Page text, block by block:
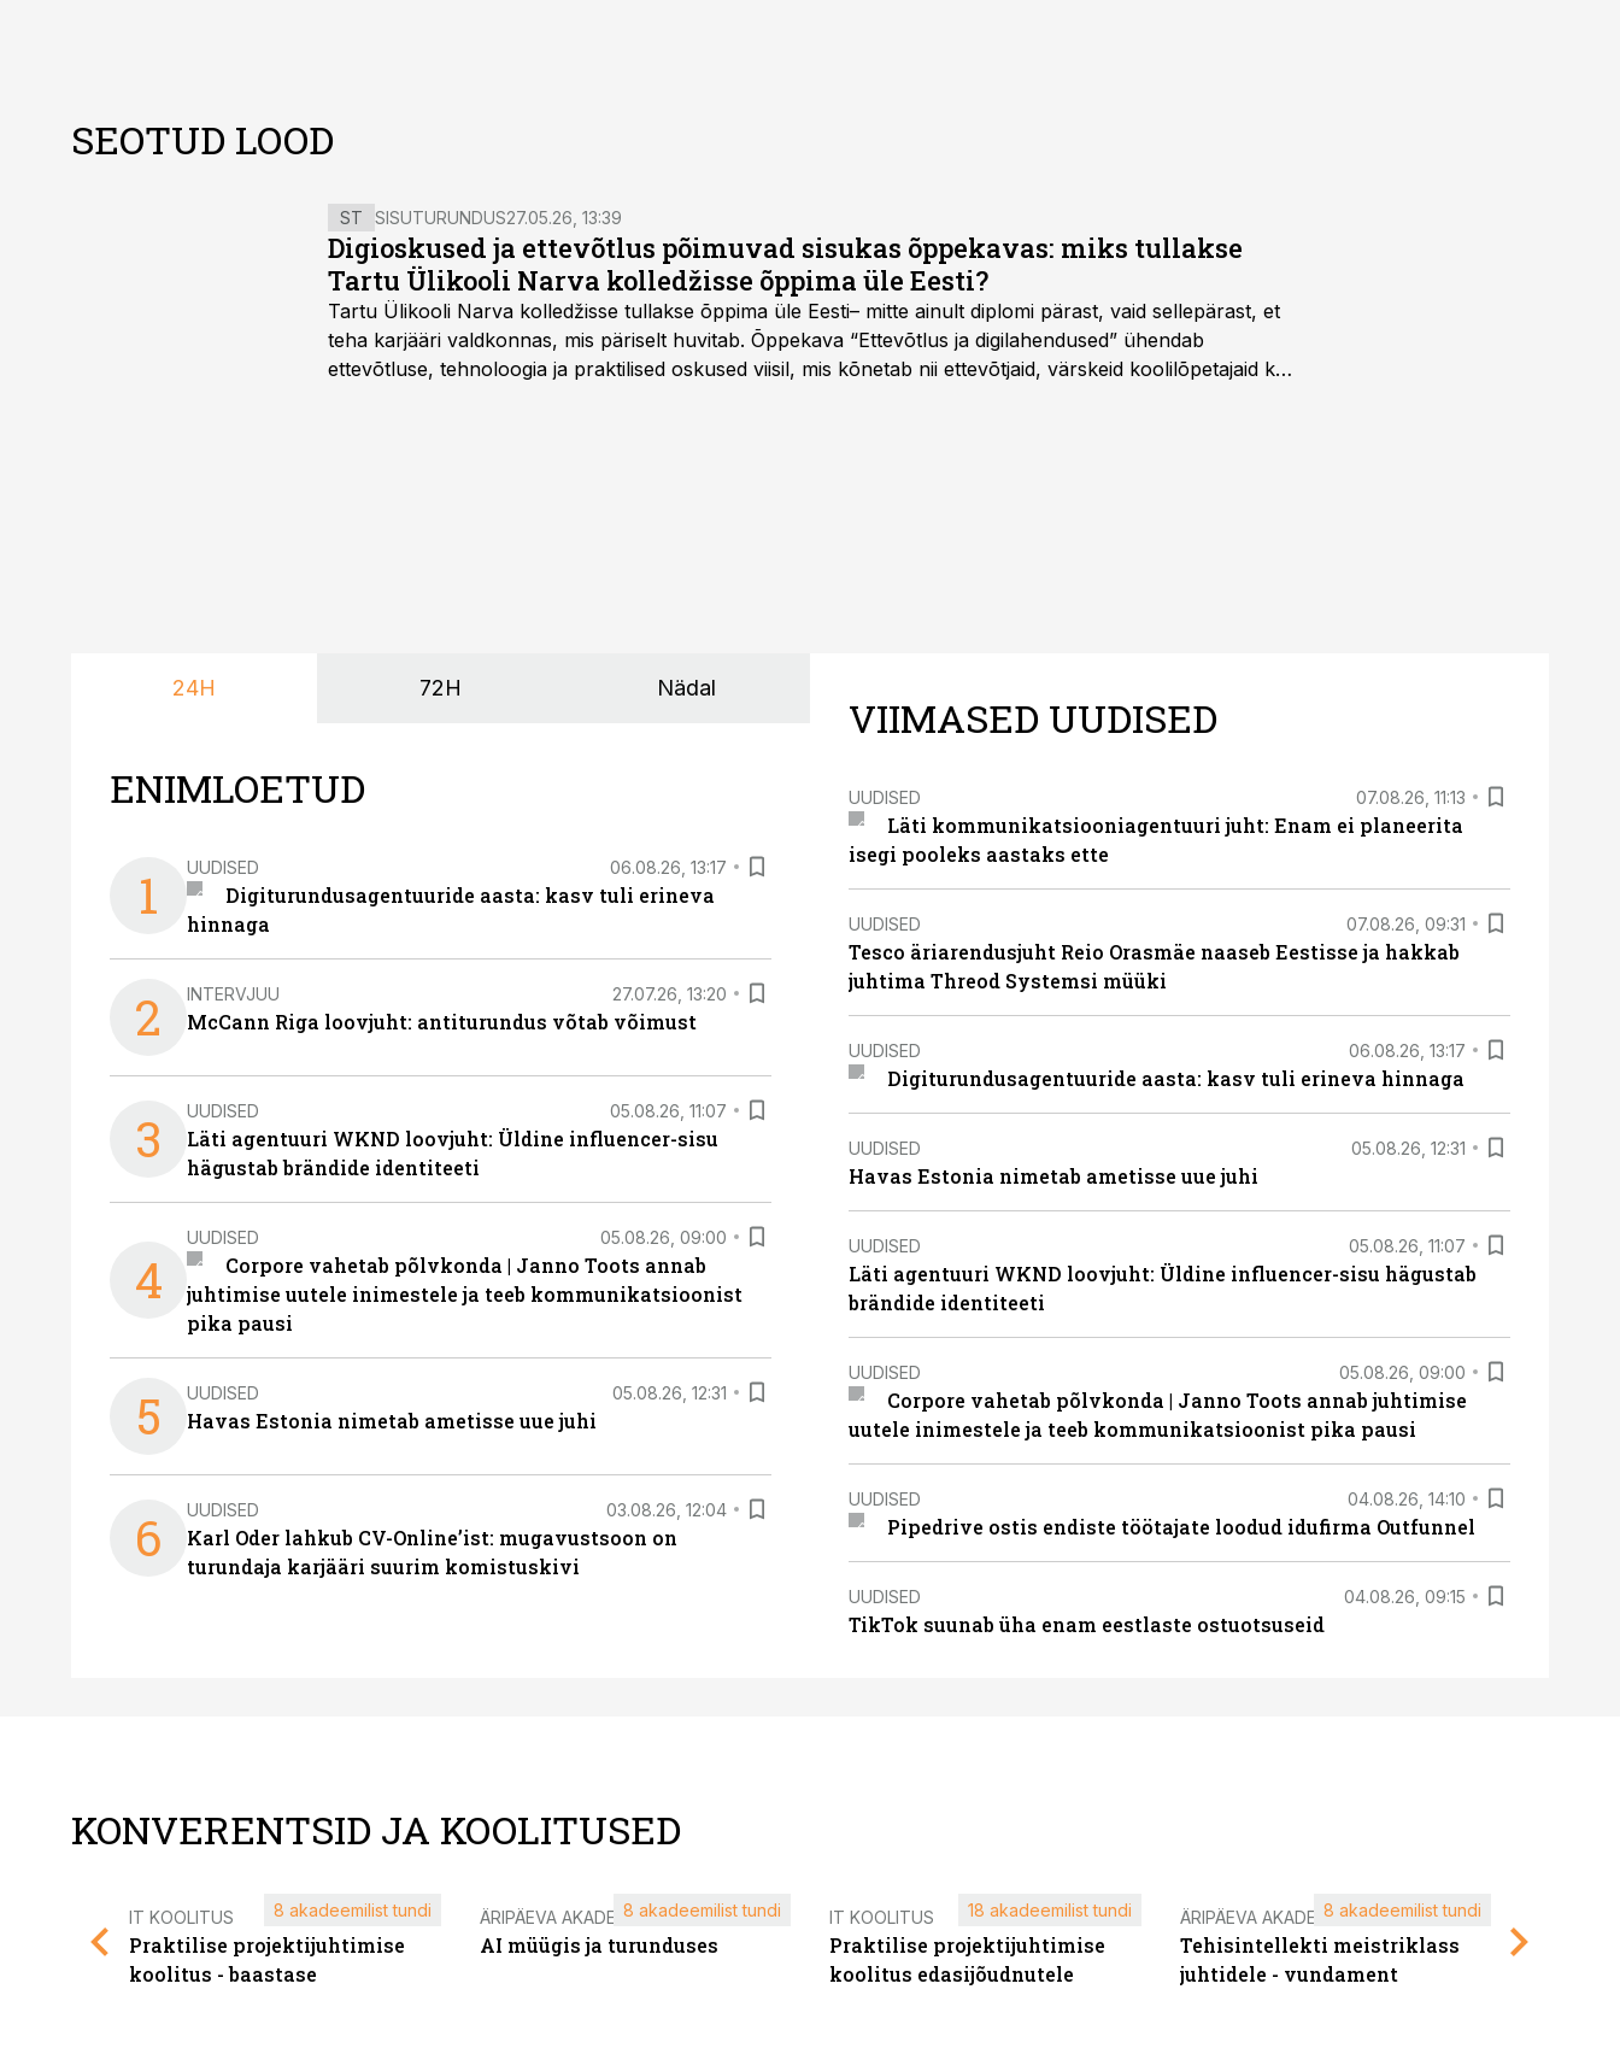
SEOTUD LOOD
ST SISUTURUNDUS27.05.26, 13:39
Digioskused ja ettevõtlus põimuvad sisukas õppekavas: miks tullakse
Tartu Ülikooli Narva kolledžisse õppima üle Eesti?
Tartu Ülikooli Narva kolledžisse tullakse õppima üle Eesti– mitte ainult diplomi pärast, vaid sellepärast, et
teha karjääri valdkonnas, mis päriselt huvitab. Õppekava “Ettevõtlus ja digilahendused” ühendab
ettevõtluse, tehnoloogia ja praktilised oskused viisil, mis kõnetab nii ettevõtjaid, värskeid koolilõpetajaid kui
24H 72H Nädal
ENIMLOETUD
1 UUDISED 06.08.26, 13:17
Digiturundusagentuuride aasta: kasv tuli erineva
hinnaga
2 INTERVJUU 27.07.26, 13:20
McCann Riga loovjuht: antiturundus võtab võimust
3 UUDISED 05.08.26, 11:07
Läti agentuuri WKND loovjuht: Üldine influencer-sisu
hägustab brändide identiteeti
4
UUDISED 05.08.26, 09:00
Corpore vahetab põlvkonda | Janno Toots annab
juhtimise uutele inimestele ja teeb kommunikatsioonist
pika pausi
5 UUDISED 05.08.26, 12:31
Havas Estonia nimetab ametisse uue juhi
6 UUDISED 03.08.26, 12:04
Karl Oder lahkub CV-Online’ist: mugavustsoon on
turundaja karjääri suurim komistuskivi
VIIMASED UUDISED
UUDISED 07.08.26, 11:13
Läti kommunikatsiooniagentuuri juht: Enam ei planeerita
isegi pooleks aastaks ette
UUDISED 07.08.26, 09:31
Tesco äriarendusjuht Reio Orasmäe naaseb Eestisse ja hakkab
juhtima Threod Systemsi müüki
UUDISED 06.08.26, 13:17
Digiturundusagentuuride aasta: kasv tuli erineva hinnaga
UUDISED 05.08.26, 12:31
Havas Estonia nimetab ametisse uue juhi
UUDISED 05.08.26, 11:07
Läti agentuuri WKND loovjuht: Üldine influencer-sisu hägustab
brändide identiteeti
UUDISED 05.08.26, 09:00
Corpore vahetab põlvkonda | Janno Toots annab juhtimise
uutele inimestele ja teeb kommunikatsioonist pika pausi
UUDISED 04.08.26, 14:10
Pipedrive ostis endiste töötajate loodud idufirma Outfunnel
UUDISED 04.08.26, 09:15
TikTok suunab üha enam eestlaste ostuotsuseid
KONVERENTSID JA KOOLITUSED
IT KOOLITUS
Praktilise projektijuhtimise
koolitus - baastase
8 akadeemilist tundi ÄRIPÄEVA AKADEEMIA
AI müügis ja turunduses
8 akadeemilist tundi IT KOOLITUS
Praktilise projektijuhtimise
koolitus edasijõudnutele
18 akadeemilist tundi ÄRIPÄEVA AKADEEMIA
Tehisintellekti meistriklass
juhtidele - vundament
8 akadeemilist tundi